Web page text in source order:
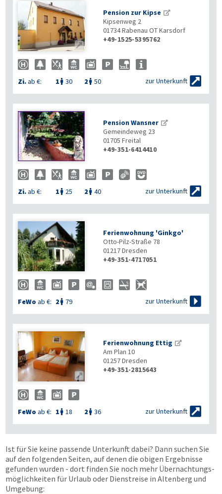

Pension zur Kipse
Kipsenweg 2
01734Rabenau OT Karsdorf
+49-1525-5395762
Zi.ab €: 1  30 2  50 zur Unterkunft 

Pension Wansner
Gemeindeweg 23
01705 Freital
+49-351-6414410
Zi.ab €: 1  25 2  40 zur Unterkunft 
Ferienwohnung 'Ginkgo'
Otto-Pilz-Straße 78
01217Dresden
+49-351-4717051
FeWo ab €: 2  79 zur Unterkunft 

Ferienwohnung Ettig
Am Plan 10
01257Dresden
+49-351-2815643
FeWo ab €: 1  18 2  36 zur Unterkunft 
Ist für Sie keine passende Unterkunft dabei? Dann suchen Sie
auf den folgenden Seiten, auf denen die obigen Ergebnisse
gefunden wurden - dort finden Sie noch mehr Übernachtungs­
möglichkeiten für Urlaub oder Dienstreise in Altenberg und
Umgebung: